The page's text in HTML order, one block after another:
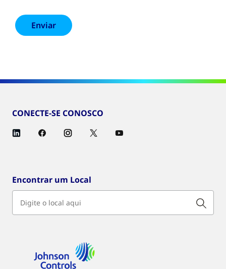
CONECTE-SE CONOSCO
Encontrar um Local